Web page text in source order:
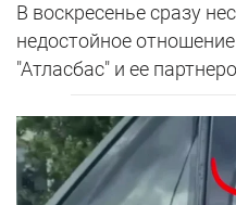
В воскресенье сразу
недостойное
"Атласбас" и ее